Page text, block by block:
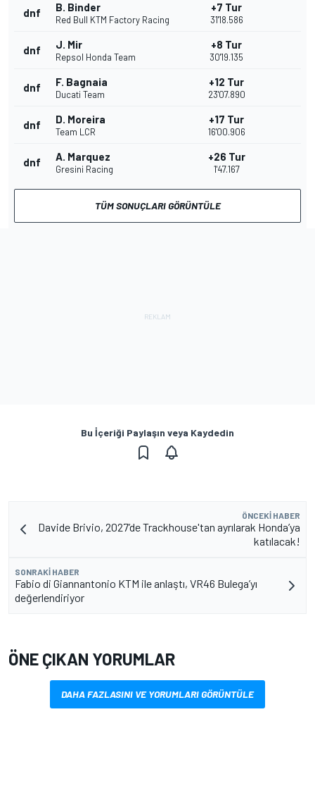
dnf B. Binder
Red Bull KTM Factory Racing
+7 Tur
31'18.586
dnf J. Mir
Repsol Honda Team
+8 Tur
30'19.135
dnf F. Bagnaia
Ducati Team
+12 Tur
23'07.890
dnf D. Moreira
Team LCR
+17 Tur
16'00.906
dnf A. Marquez
Gresini Racing
+26 Tur
1'47.167
TÜM SONUÇLARI GÖRÜNTÜLE
Bu İçeriği Paylaşın veya Kaydedin
ÖNCEKI HABER
Davide Brivio, 2027’de Trackhouse'tan ayrılarak Honda’ya
katılacak!
SONRAKI HABER
Fabio di Giannantonio KTM ile anlaştı, VR46 Bulega’yı
değerlendiriyor
ÖNE ÇIKAN YORUMLAR
DAHA FAZLASINI VE YORUMLARI GÖRÜNTÜLE